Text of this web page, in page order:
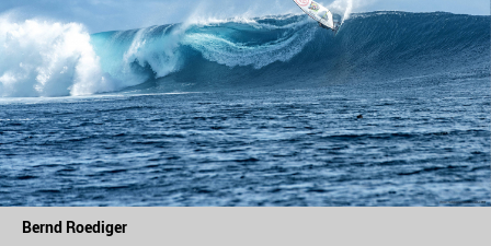
Bernd Roediger